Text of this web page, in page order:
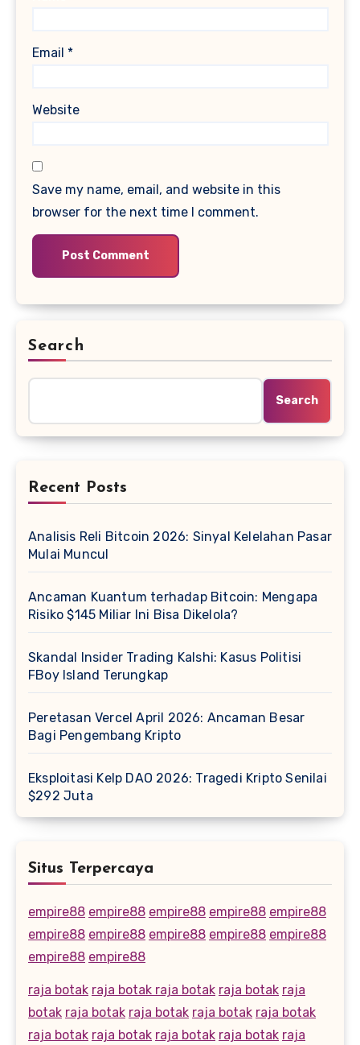
Email *
Website
Save my name, email, and website in this
browser for the next time I comment.
Search
Search
Recent Posts
Analisis Reli Bitcoin 2026: Sinyal Kelelahan Pasar
Mulai Muncul
Ancaman Kuantum terhadap Bitcoin: Mengapa
Risiko $145 Miliar Ini Bisa Dikelola?
Skandal Insider Trading Kalshi: Kasus Politisi
FBoy Island Terungkap
Peretasan Vercel April 2026: Ancaman Besar
Bagi Pengembang Kripto
Eksploitasi Kelp DAO 2026: Tragedi Kripto Senilai
$292 Juta
Situs Terpercaya
empire88 empire88 empire88 empire88 empire88
empire88 empire88 empire88 empire88 empire88
empire88 empire88
raja botak raja botak raja botak raja botak raja
botak raja botak raja botak raja botak raja botak
raja botak raja botak raja botak raja botak raja